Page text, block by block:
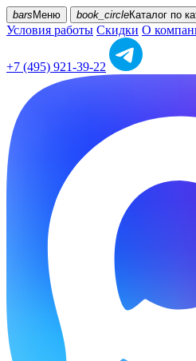
bars Меню book_circleКаталог по
Условия работы Скидки О
+7 (495) 921-39-22